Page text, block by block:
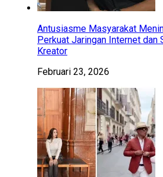
Antusiasme Masyarakat
Perkuat Jaringan Internet dan
Kreator
Februari 23, 2026